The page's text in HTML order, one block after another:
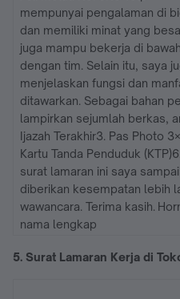
mempunyai pengalaman di
dan memiliki minat yang
juga mampu bekerja di
dengan tim. Selain itu, saya
menjelaskan fungsi dan
ditawarkan. Sebagai bahan
lampirkan sejumlah berkas,
Ijazah Terakhir3. Pas Photo
Kartu Tanda Penduduk
surat lamaran ini saya
diberikan kesempatan lebih
wawancara. Terima kasih.
nama lengkap
5. Surat Lamaran Kerja di